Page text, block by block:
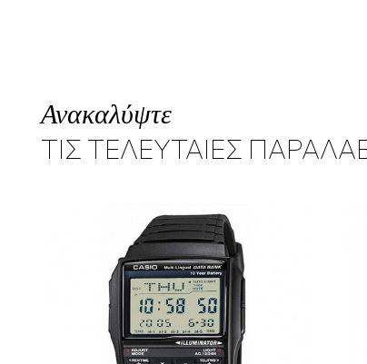
Ανακαλύψτε
ΤΙΣ ΤΕΛΕΥΤΑΙΕΣ